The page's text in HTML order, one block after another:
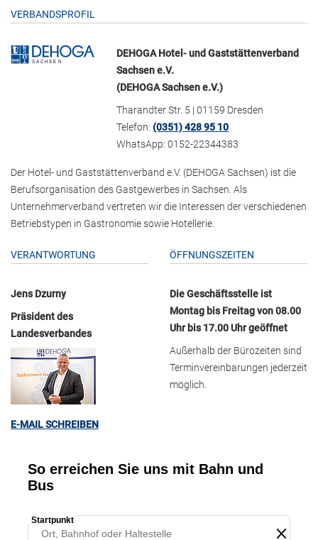
VERBANDSPROFIL
DEHOGA Hotel- und Gaststättenverband
Sachsen e.V.
(DEHOGA Sachsen e.V.)
Tharandter Str. 5 | 01159 Dresden
Telefon:(0351) 428 95 10
WhatsApp: 0152-22344383
Der Hotel- und Gaststättenverband e.V. (DEHOGA Sachsen) ist die
Berufsorganisation des Gastgewerbes in Sachsen. Als
Unternehmerverband vertreten wir die Interessen der verschiedenen
Betriebstypen in Gastronomie sowie Hotellerie.
VERANTWORTUNG
Jens Dzurny
Präsident des
Landesverbandes
E-MAIL SCHREIBEN
ÖFFNUNGSZEITEN
Die Geschäftsstelle ist
Montag bis Freitag von 08.00
Uhr bis 17.00 Uhr geöffnet
Außerhalb der Bürozeiten sind
Terminvereinbarungen jederzeit
möglich.